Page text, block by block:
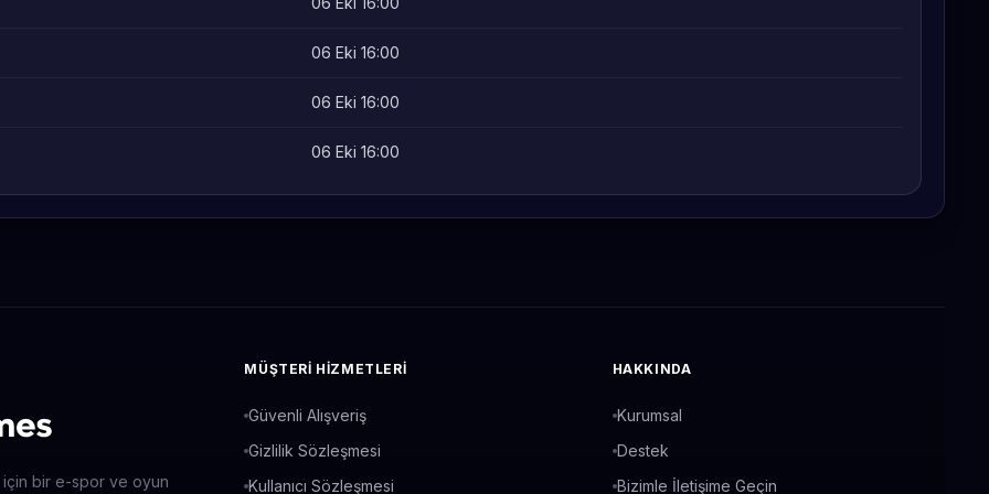
06 Eki 16:00
06 Eki 16:00
06 Eki 16:00
için bir e-spor ve oyun
MÜŞTERI HIZMETLERI
Güvenli Alışveriş
Gizlilik Sözleşmesi
Kullanıcı Sözleşmesi
HAKKINDA
Kurumsal
Destek
Bizimle İletişime Geçin